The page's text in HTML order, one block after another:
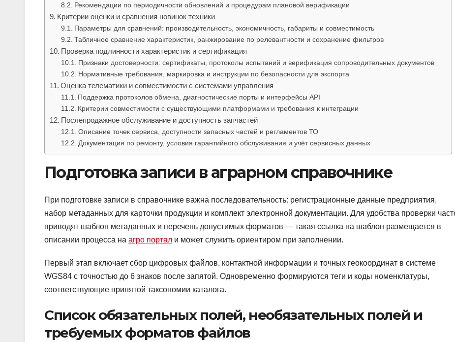
Рекомендации по периодичности обновлений и процедурам плановой верификации
Критерии оценки и сравнения новинок техники
Параметры для сравнений: производительность, экономичность, габариты и совместимость
Табличное сравнение характеристик, ранжирование по релевантности и сохранение фильтров
Проверка подлинности характеристик и сертификация
Признаки достоверности: сертификаты, протоколы испытаний и верификация сопроводительных документов
Нормативные требования, маркировка и инструкции по безопасности для экспорта
Оценка телематики и совместимости с системами управления
Поддержка протоколов обмена, диагностические порты и интерфейсы API
Критерии совместимости с существующими платформами и требования к интеграции
Послепродажное обслуживание и доступность запчастей
Описание точек сервиса, доступности запасных частей и регламентов ТО
Документация по ремонту, условия гарантийного обслуживания и учёт сервисных данных
Подготовка записи в аграрном справочнике
При подготовке записи в справочнике важна последовательность: регистрационные данные предприятия,
набор метаданных для карточки продукции и комплект электронной документации. Для удобства проверки
приводят шаблон метаданных и перечень допустимых форматов — такая ссылка на шаблон размещается в
описании процесса на агро портал и может служить ориентиром при заполнении.
Первый этап включает сбор цифровых файлов, контактной информации и точных геокоординат в системе
WGS84 с точностью до 6 знаков после запятой. Одновременно формируются теги и коды номенклатуры,
соответствующие принятой таксономии каталога.
Список обязательных полей, необязательных полей и
требуемых форматов файлов